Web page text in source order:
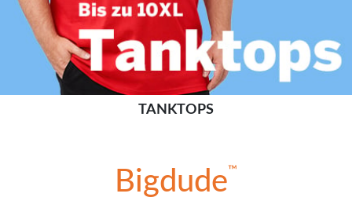
TANKTOPS
Bigdude™